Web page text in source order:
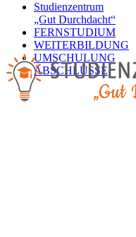
Studienzentrum
„Gut Durchdacht“
FERNSTUDIUM
WEITERBILDUNG
UMSCHULUNG
ABSCHLÜSSE